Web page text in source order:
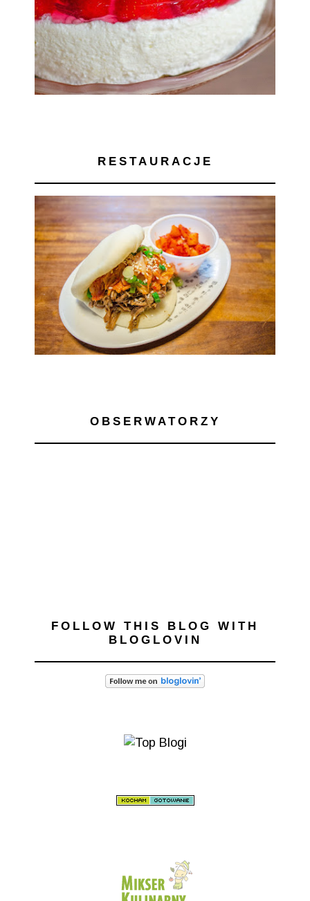
RESTAURACJE
OBSERWATORZY
FOLLOW THIS BLOG WITH
BLOGLOVIN